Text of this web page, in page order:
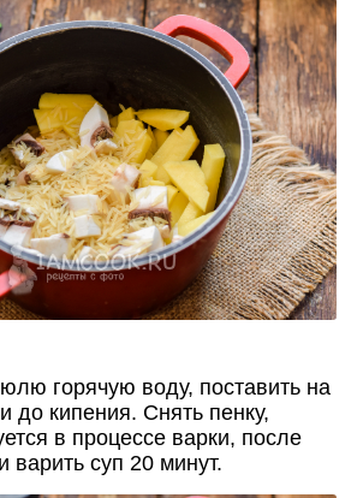
горячую воду, поставить на
до кипения. Снять пенку,
в процессе варки, после
варить суп 20 минут.